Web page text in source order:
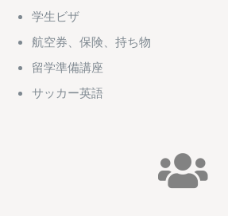
学生ビザ
航空券、保険、持ち物
留学準備講座
サッカー英語